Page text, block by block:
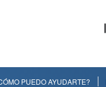
PUEDO AYUDARTE?